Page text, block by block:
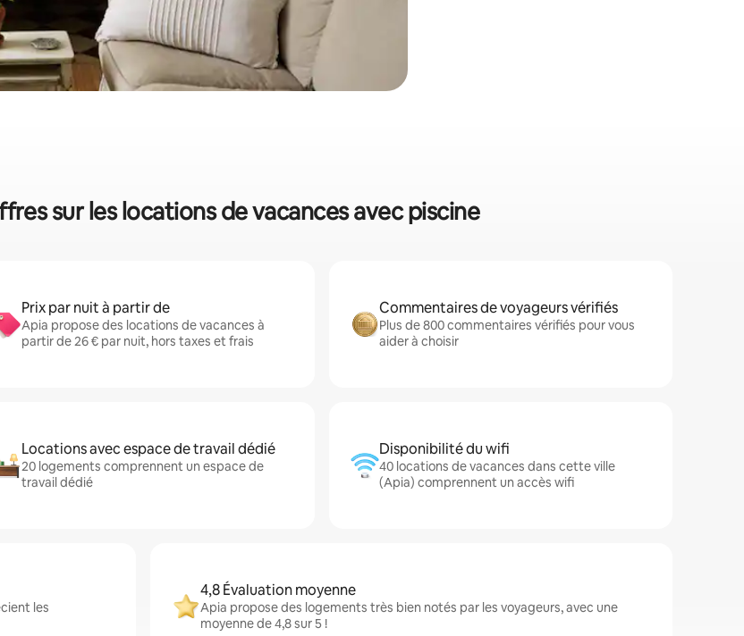
sur les locations de vacances avec piscine
Prix par nuit à partir de
Apia propose des locations de vacances à
partir de 26 € par nuit, hors taxes et frais
Commentaires de voyageurs vérifiés
Plus de 800 commentaires vérifiés pour vous
aider à choisir
Locations avec espace de travail dédié
20 logements comprennent un espace de
travail dédié
Disponibilité du wifi
40 locations de vacances dans cette ville
(Apia) comprennent un accès wifi
les
4,8 Évaluation moyenne
Apia propose des logements très bien notés par les voyageurs, avec une
moyenne de 4,8 sur 5 !